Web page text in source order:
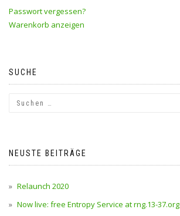
Passwort vergessen?
Warenkorb anzeigen
SUCHE
NEUSTE BEITRÄGE
Relaunch 2020
Now live: free Entropy Service at rng.13-37.org